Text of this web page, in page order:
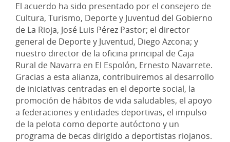
El acuerdo ha sido presentado por el consejero de
Cultura, Turismo, Deporte y Juventud del Gobierno
de La Rioja, José Luis Pérez Pastor; el director
general de Deporte y Juventud, Diego Azcona; y
nuestro director de la oficina principal de Caja
Rural de Navarra en El Espolón, Ernesto Navarrete.
Gracias a esta alianza, contribuiremos al desarrollo
de iniciativas centradas en el deporte social, la
promoción de hábitos de vida saludables, el apoyo
a federaciones y entidades deportivas, el impulso
de la pelota como deporte autóctono y un
programa de becas dirigido a deportistas riojanos.